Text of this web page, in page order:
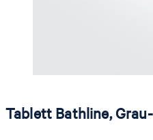
Tablett Bathline,